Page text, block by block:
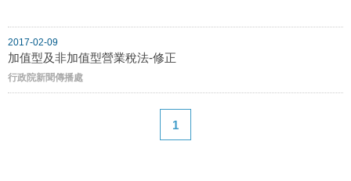
2017-02-09
加值型及非加值型營業稅法-修正
行政院新聞傳播處
1